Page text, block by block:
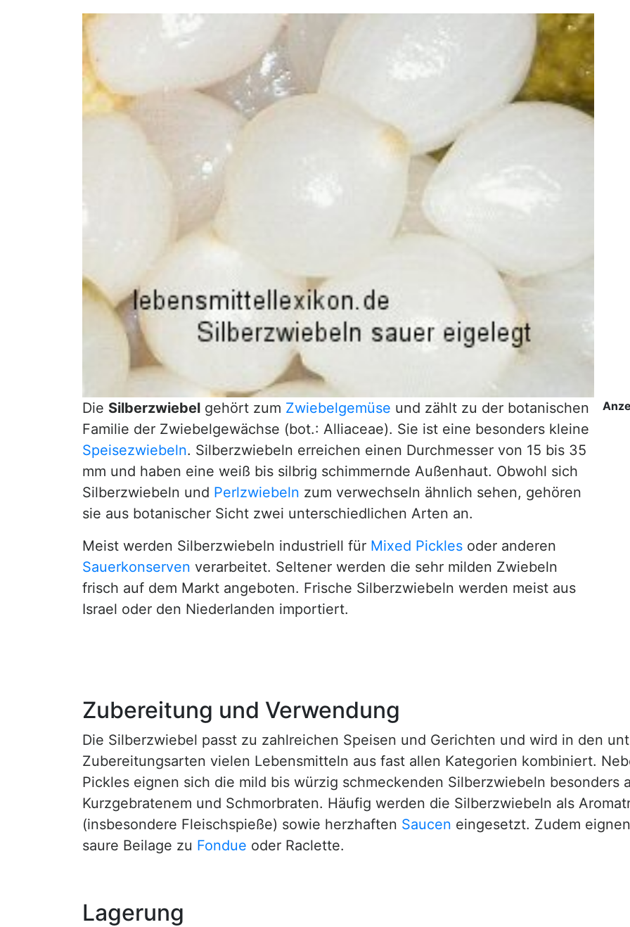
Die Silberzwiebel gehört zum Zwiebelgemüse und zählt zu der botanischen
Familie der Zwiebelgewächse (bot.: Alliaceae). Sie ist eine besonders kleine
Speisezwiebeln. Silberzwiebeln erreichen einen Durchmesser von 15 bis 35
mm und haben eine weiß bis silbrig schimmernde Außenhaut. Obwohl sich
Silberzwiebeln und Perlzwiebeln zum verwechseln ähnlich sehen, gehören
sie aus botanischer Sicht zwei unterschiedlichen Arten an.
Meist werden Silberzwiebeln industriell für Mixed Pickles oder anderen
Sauerkonserven verarbeitet. Seltener werden die sehr milden Zwiebeln
frisch auf dem Markt angeboten. Frische Silberzwiebeln werden meist aus
Israel oder den Niederlanden importiert.
Zubereitung und Verwendung
Die Silberzwiebel passt zu zahlreichen Speisen und Gerichten und wird in den
Zubereitungsarten vielen Lebensmitteln aus fast allen Kategorien kombiniert.
Pickles eignen sich die mild bis würzig schmeckenden Silberzwiebeln besonders
Kurzgebratenem und Schmorbraten. Häufig werden die Silberzwiebeln als
(insbesondere Fleischspieße) sowie herzhaften Saucen eingesetzt. Zudem
saure Beilage zu Fondue oder Raclette.
Lagerung